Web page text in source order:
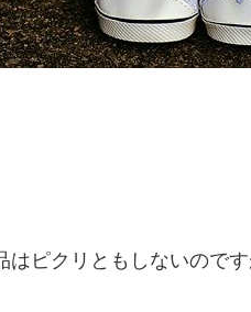
ピクリともしないので